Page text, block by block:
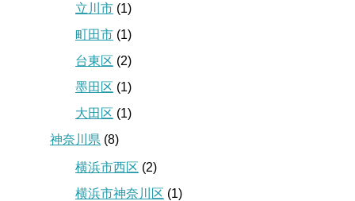
立川市 (1)
町田市 (1)
台東区 (2)
墨田区 (1)
大田区 (1)
神奈川県 (8)
横浜市西区 (2)
横浜市神奈川区 (1)